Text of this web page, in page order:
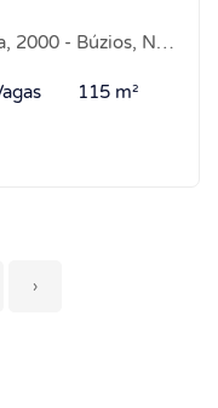
Nísia Floresta-RN
115 m²
›